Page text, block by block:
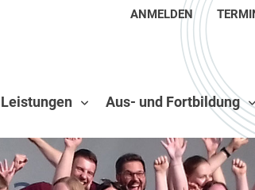
ANMELDEN
Leistungen Aus- und Fortbildung